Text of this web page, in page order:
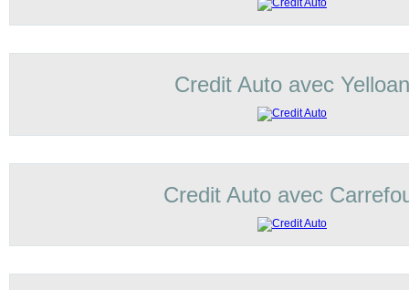
Credit Auto avec Yelloan
Credit Auto avec